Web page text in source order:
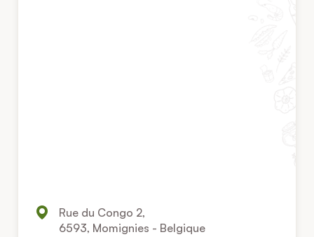
Rue du Congo 2,
6593, Momignies - Belgique